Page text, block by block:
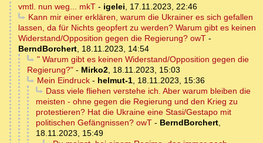
vmtl. nun weg... mkT - igelei, 17.11.2023, 22:46
Kann mir einer erklären, warum die Ukrainer es sich gefallen
lassen, da für Nichts geopfert zu werden? Warum gibt es keinen
Widerstand/Opposition gegen die Regierung? owT -
BerndBorchert, 18.11.2023, 14:54
" Warum gibt es keinen Widerstand/Opposition gegen die
Regierung?" - Mirko2, 18.11.2023, 15:03
Mein Eindruck- helmut-1, 18.11.2023, 15:36
Dass viele fliehen verstehe ich. Aber warum bleiben die
meisten - ohne gegen die Regierung und den Krieg zu
protestieren? Hat die Ukraine eine Stasi/Gestapo mit
politischen Gefängnissen? owT - BerndBorchert,
18.11.2023, 15:49